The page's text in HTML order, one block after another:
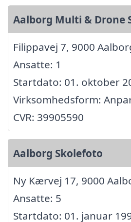
Aalborg Multi & Drone
Filippavej 7, 9000
Ansatte: 1
Startdato: 01. oktober
Virksomhedsform:
CVR: 39905590
Aalborg Skolefoto
Ny Kærvej 17, 9000
Ansatte: 5
Startdato: 01. januar